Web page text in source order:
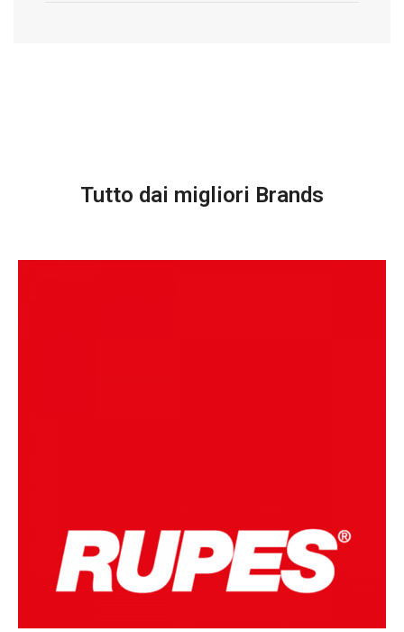
Tutto dai migliori Brands